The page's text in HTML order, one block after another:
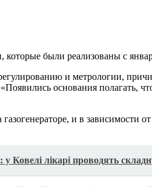
были реализованы с
и метрологии,
основания полагать,
и в зависимости
Ковелі лікарі проводять